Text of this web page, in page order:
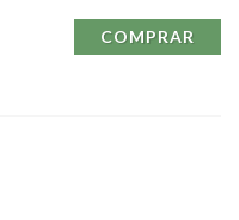
COMPRAR